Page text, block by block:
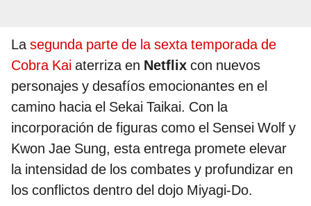
Lasegunda parte de la sexta temporada de
Cobra Kai aterriza en Netflix con nuevos
personajes y desafíos emocionantes en el
camino hacia el Sekai Taikai. Con la
incorporación de figuras como el Sensei Wolf y
Kwon Jae Sung, esta entrega promete elevar
la intensidad de los combates y profundizar en
los conflictos dentro del dojo Miyagi-Do.